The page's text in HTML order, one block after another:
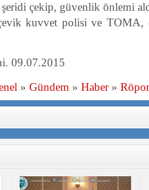
şeridi çekip, güvenlik önlemi
kuvvet polisi ve TOMA,
09.07.2015
» Gündem » Haber»